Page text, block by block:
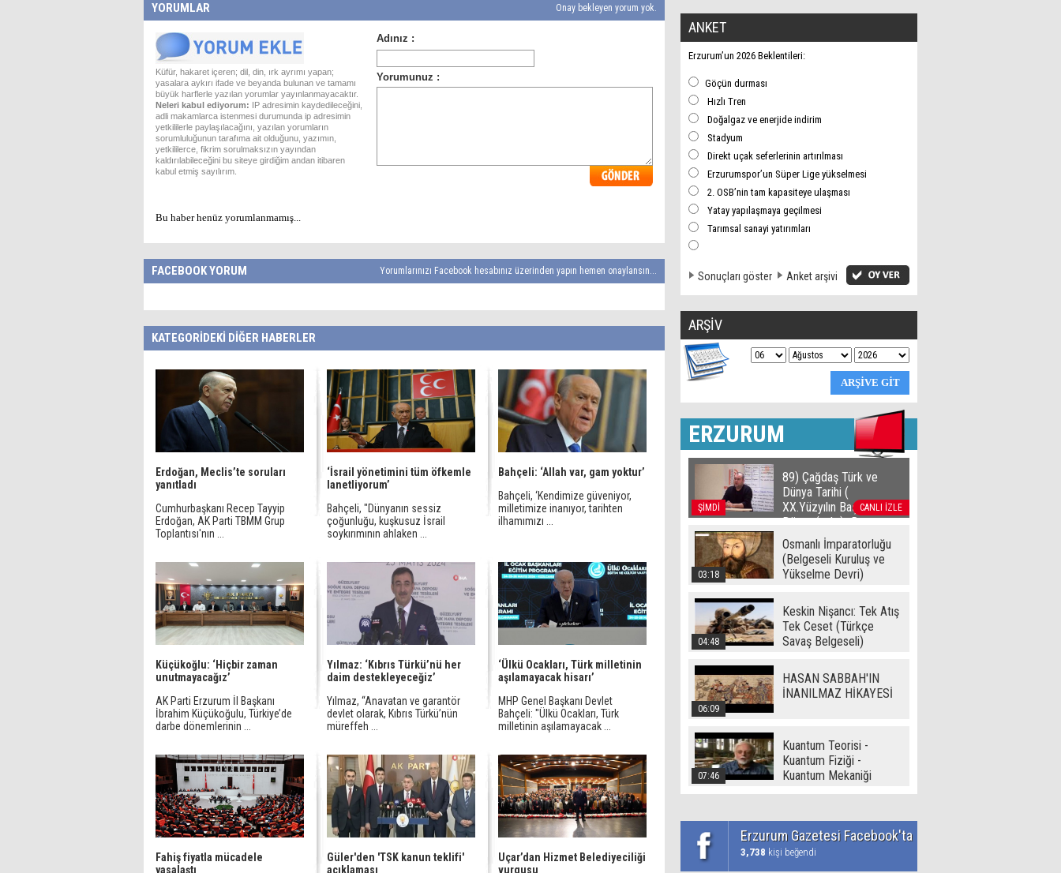
YORUMLAR Onay bekleyen yorum yok.
Küfür, hakaret içeren; dil, din, ırk ayrımı yapan;
yasalara aykırı ifade ve beyanda bulunan ve tamamı
büyük harflerle yazılan yorumlar yayınlanmayacaktır.
Neleri kabul ediyorum: IP adresimin kaydedileceğini,
adli makamlarca istenmesi durumunda ip adresimin
yetkililerle paylaşılacağını, yazılan yorumların
sorumluluğunun tarafıma ait olduğunu, yazımın,
yetkililerce, fikrim sorulmaksızın yayından
kaldırılabileceğini bu siteye girdiğim andan itibaren
kabul etmiş sayılırım.
Bu haber henüz yorumlanmamış...
FACEBOOK YORUM Yorumlarınızı Facebook hesabınız üzerinden yapın hemen onaylansın...
KATEGORİDEKİ DİĞER HABERLER
Erdoğan, Meclis’te soruları
yanıtladı
Cumhurbaşkanı Recep Tayyip
Erdoğan, AK Parti TBMM Grup
Toplantısı'nın ...
‘İsrail yönetimini tüm öfkemle
lanetliyorum’
Bahçeli, "Dünyanın sessiz
çoğunluğu, kuşkusuz İsrail
soykırımının ahlaken ...
Bahçeli: ‘Allah var, gam yoktur’
Bahçeli, ‘Kendimize güveniyor,
milletimize inanıyor, tarihten
ilhamımızı ...
Küçükoğlu: ‘Hiçbir zaman
unutmayacağız’
AK Parti Erzurum İl Başkanı
İbrahim Küçükoğulu, Türkiye’de
darbe dönemlerinin ...
Yılmaz: ‘Kıbrıs Türkü’nü her
daim destekleyeceğiz’
Yılmaz, “Anavatan ve garantör
devlet olarak, Kıbrıs Türkü’nün
müreffeh ...
‘Ülkü Ocakları, Türk milletinin
aşılamayacak hisarı’
MHP Genel Başkanı Devlet
Bahçeli: "Ülkü Ocakları, Türk
milletinin aşılamayacak ...
Fahiş fiyatla mücadele
yasalaştı
Güler'den 'TSK kanun teklifi'
açıklaması
Uçar’dan Hizmet Belediyeciliği
vurgusu
ANKET
Erzurum’un 2026 Beklentileri:
Göçün durması
Hızlı Tren
Doğalgaz ve enerjide indirim
Stadyum
Direkt uçak seferlerinin artırılması
Erzurumspor’un Süper Lige yükselmesi
2. OSB’nin tam kapasiteye ulaşması
Yatay yapılaşmaya geçilmesi
Tarımsal sanayi yatırımları
Sonuçları göster Anket arşivi
ARŞİV
ERZURUM
ŞİMDİ CANLI İZLE
89) Çağdaş Türk ve
Dünya Tarihi (
XX.Yüzyılın Başlarında
Dünya ( - I -) -Ramazan
Yetgin (2017)
03:18
Osmanlı İmparatorluğu
(Belgeseli Kuruluş ve
Yükselme Devri)
04:48
Keskin Nişancı: Tek Atış
Tek Ceset (Türkçe
Savaş Belgeseli)
06:09
HASAN SABBAH'IN
İNANILMAZ HİKAYESİ
07:46
Kuantum Teorisi -
Kuantum Fiziği -
Kuantum Mekaniği
Erzurum Gazetesi Facebook'ta
3,738 kişi beğendi